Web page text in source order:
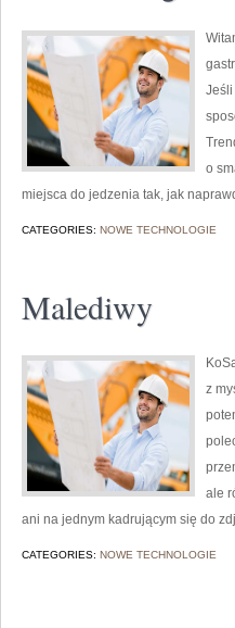
Jeśli
o
miejsca do jedzenia tak, jak
CATEGORIES: NOWE TECHNOLOGIE
Malediwy
z
ale
ani na jednym kadrującym się do
CATEGORIES: NOWE TECHNOLOGIE